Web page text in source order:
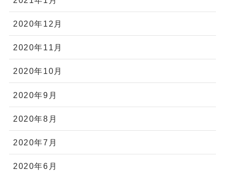
2020年12月
2020年11月
2020年10月
2020年9月
2020年8月
2020年7月
2020年6月